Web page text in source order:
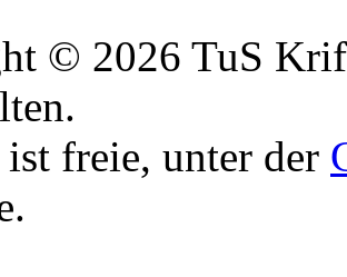
© 2026 TuS
ist freie, unter der